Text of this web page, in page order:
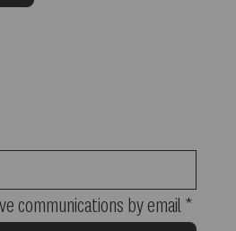
communications by email *